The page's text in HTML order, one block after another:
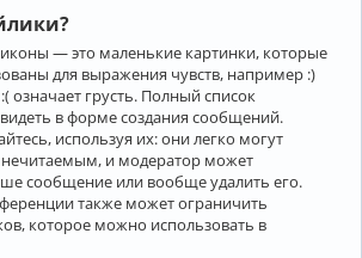
— это маленькие картинки, которые
для выражения чувств, например :)
означает грусть. Полный список
в форме создания сообщений.
используя их: они легко могут
и модератор может
сообщение или вообще удалить его.
также может ограничить
которое можно использовать в